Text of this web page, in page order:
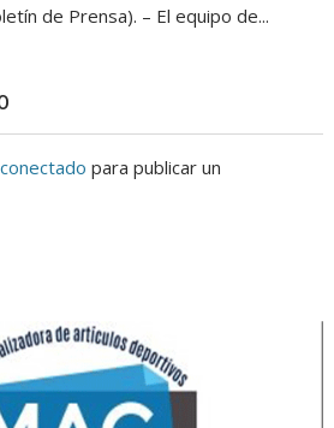
de Prensa). – El equipo de...
conectado para publicar un